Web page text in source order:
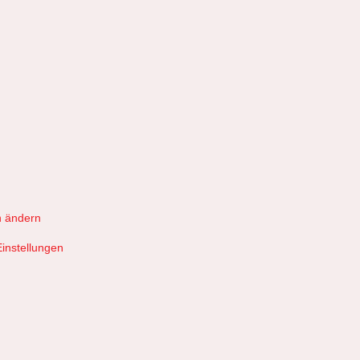
ändern